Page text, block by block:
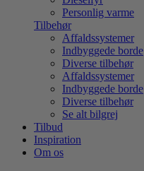
Personlig varme
Tilbehør
Affaldssystemer
Indbyggede borde
Diverse tilbehør
Affaldssystemer
Indbyggede borde
Diverse tilbehør
Se alt bilgrej
Tilbud
Inspiration
Om os